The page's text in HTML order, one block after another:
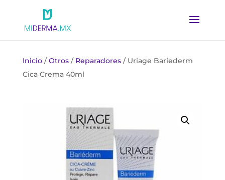
Inicio/Otros/ Reparadores/ Uriage Bariederm
Cica Crema 40ml